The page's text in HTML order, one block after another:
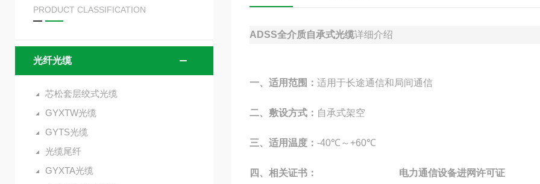
PRODUCT CLASSIFICATION
光纤光缆
芯松套层绞式光缆
GYXTW光缆
GYTS光缆
光缆尾纤
GYXTA光缆
ADSS全介质自承式光缆详细介绍
一、适用范围： 适用于长途通信和局间通信
二、敷设方式： 自承式架空
三、适用温度： -40℃～+60℃
四、相关证书： 电力通信设备进网许可证